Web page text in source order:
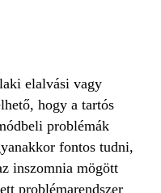
elalvási vagy
hogy a tartós
problémák
fontos tudni,
inszomnia mögött
problémarendszer